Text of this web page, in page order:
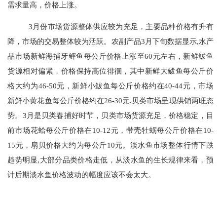
需求量高，价格上涨。
3月份市场货源整体供应较为充足，主要品种价格有升有
降，市场的交易整体较为活跃。农副产品3月下旬数据显示,水产
品市场新鲜海捕牙鲆鱼每公斤价格上涨至60元左右，新鲜鲅鱼
货源相对偏紧，价格保持高位徘徊，其中新鲜大鲅鱼每公斤价
格大约为46-50元，新鲜小鲅鱼每公斤价格约在40-44元，市场
新鲜小黄花鱼每公斤价格约在26-30元.贝类市场呈现供销两旺态
势。3月是贝类春捕好时节，贝类市场货源充足，价格稳定，目
前市场花蛤每公斤价格在10-12元，带壳牡蛎每公斤价格在10-
15元，扇贝价格大约为每公斤10元。淡水鱼市场整体行情下跌
趋势明显,大部分品类价格走低，从淡水鱼的生长规律来看，预
计后期淡水鱼价格波动的幅度应该不会太大。